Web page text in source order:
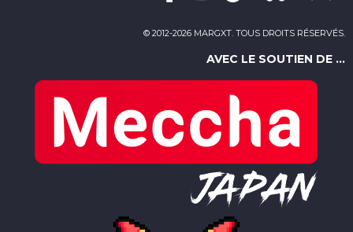
© 2012-2026 MARGXT. TOUS DROITS RÉSERVÉS.
AVEC LE SOUTIEN DE ...